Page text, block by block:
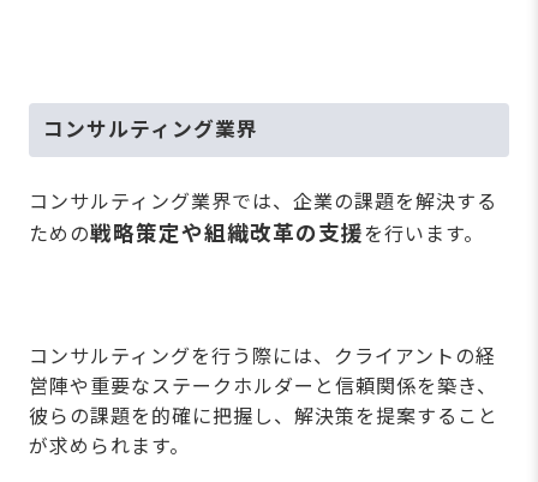
コンサルティング業界
コンサルティング業界では、企業の課題を解決する
ための戦略策定や組織改革の支援を行います。
コンサルティングを行う際には、クライアントの経
営陣や重要なステークホルダーと信頼関係を築き、
彼らの課題を的確に把握し、解決策を提案すること
が求められます。